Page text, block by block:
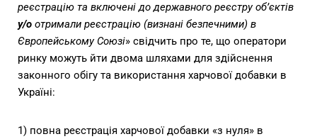
реєстрацію та включені до державного реєстру об’єктів
y/o отримали реєстрацію (визнані безпечними) в
Європейському Союзі» свідчить про те, що оператори
ринку можуть йти двома шляхами для здійснення
законного обігу та використання харчової добавки в
Україні:
1) повна реєстрація харчової добавки «з нуля» в